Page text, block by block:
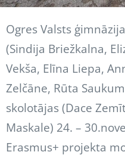
Ogres Valsts
(Sindija Briežkalna,
Vekša, Elīna Liepa,
Zelčāne, Rūta
skolotājas (Dace
Maskale) 24. –
Erasmus+ projekta